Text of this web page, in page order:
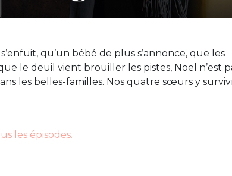
qu’un bébé de plus s’annonce, que les
le deuil vient brouiller les pistes, Noël n’est
les belles-familles. Nos quatre sœurs y
les épisodes.